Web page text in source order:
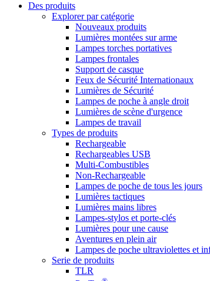
Des produits
Explorer par catégorie
Nouveaux produits
Lumières montées sur arme
Lampes torches portatives
Lampes frontales
Support de casque
Feux de Sécurité Internationaux
Lumières de Sécurité
Lampes de poche à angle droit
Lumières de scène d'urgence
Lampes de travail
Types de produits
Rechargeable
Rechargeables USB
Multi-Combustibles
Non-Rechargeable
Lampes de poche de tous les jours
Lumières tactiques
Lumières mains libres
Lampes-stylos et porte-clés
Lumières pour une cause
Aventures en plein air
Lampes de poche ultraviolettes et
Serie de produits
TLR